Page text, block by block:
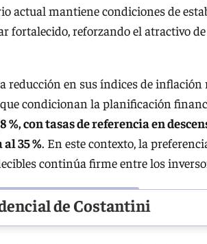
actual mantiene condiciones de
reforzando el atractivo de
reducción en sus índices de inflación
condicionan la planificación
con tasas de referencia en
35 %. En este contexto, la
continúa firme entre los
de Costantini